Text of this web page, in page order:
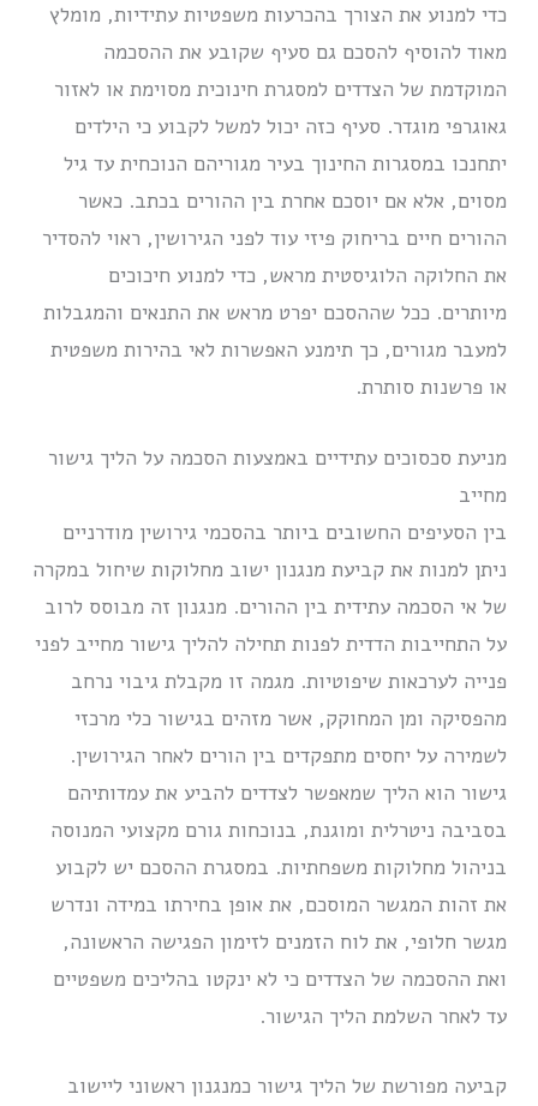
כדי למנוע את הצורך בהכרעות משפטיות עתידיות, מומלץ
מאוד להוסיף להסכם גם סעיף שקובע את ההסכמה
המוקדמת של הצדדים למסגרת חינוכית מסוימת או לאזור
גאוגרפי מוגדר. סעיף כזה יכול למשל לקבוע כי הילדים
יתחנכו במסגרות החינוך בעיר מגוריהם הנוכחית עד גיל
מסוים, אלא אם יוסכם אחרת בין ההורים בכתב. כאשר
ההורים חיים בריחוק פיזי עוד לפני הגירושין, ראוי להסדיר
את החלוקה הלוגיסטית מראש, כדי למנוע חיכוכים
מיותרים. ככל שההסכם יפרט מראש את התנאים והמגבלות
למעבר מגורים, כך תימנע האפשרות לאי בהירות משפטית
או פרשנות סותרת.
מניעת סכסוכים עתידיים באמצעות הסכמה על הליך גישור
מחייב
בין הסעיפים החשובים ביותר בהסכמי גירושין מודרניים
ניתן למנות את קביעת מנגנון ישוב מחלוקות שיחול במקרה
של אי הסכמה עתידית בין ההורים. מנגנון זה מבוסס לרוב
על התחייבות הדדית לפנות תחילה להליך גישור מחייב לפני
פנייה לערכאות שיפוטיות. מגמה זו מקבלת גיבוי נרחב
מהפסיקה ומן המחוקק, אשר מזהים בגישור כלי מרכזי
לשמירה על יחסים מתפקדים בין הורים לאחר הגירושין.
גישור הוא הליך שמאפשר לצדדים להביע את עמדותיהם
בסביבה ניטרלית ומוגנת, בנוכחות גורם מקצועי המנוסה
בניהול מחלוקות משפחתיות. במסגרת ההסכם יש לקבוע
את זהות המגשר המוסכם, את אופן בחירתו במידה ונדרש
מגשר חלופי, את לוח הזמנים לזימון הפגישה הראשונה,
ואת ההסכמה של הצדדים כי לא ינקטו בהליכים משפטיים
עד לאחר השלמת הליך הגישור.
קביעה מפורשת של הליך גישור כמנגנון ראשוני ליישוב